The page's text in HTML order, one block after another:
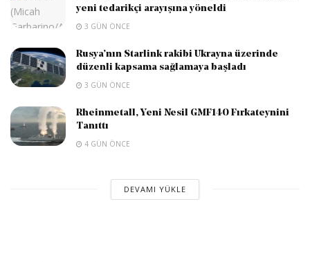
yeni tedarikçi arayışına yöneldi
3 GÜN ÖNCE
Rusya’nın Starlink rakibi Ukrayna üzerinde
düzenli kapsama sağlamaya başladı
3 GÜN ÖNCE
Rheinmetall, Yeni Nesil GMF140 Fırkateynini
Tanıttı
4 GÜN ÖNCE
DEVAMI YÜKLE